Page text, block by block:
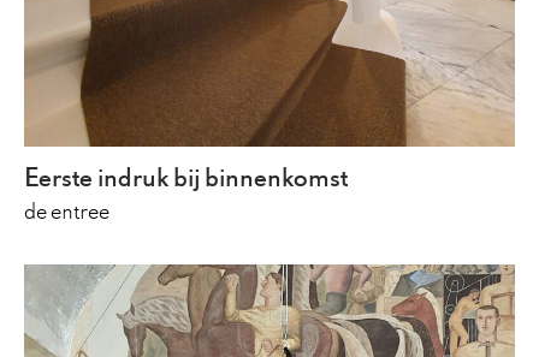
Eerste indruk bij binnenkomst
de entree